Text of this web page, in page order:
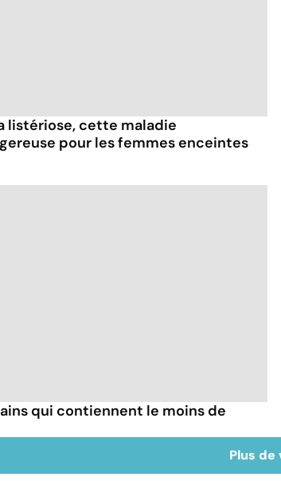
listériose, cette maladie
pour les femmes enceintes
qui contiennent le moins de
Plus de